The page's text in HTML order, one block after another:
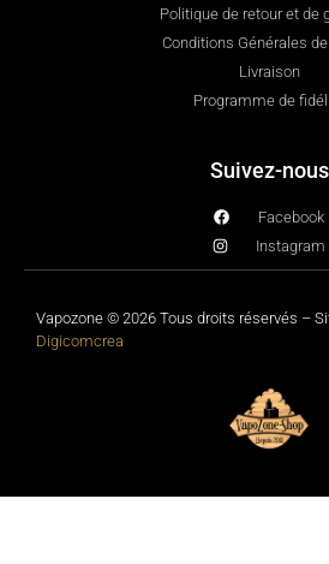
Politique de retour et de
Conditions Générales
Livraison
Programme de
Suivez-nous
Facebook
Instagram
Vapozone © 2026 Tous droits réservés –
Digicomcrea